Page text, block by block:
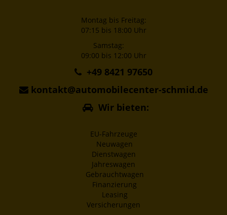
Montag bis Freitag:
07:15 bis 18:00 Uhr
Samstag:
09:00 bis 12:00 Uhr
+49 8421 97650
kontakt@automobilecenter-schmid.de
Wir bieten:
EU-Fahrzeuge
Neuwagen
Dienstwagen
Jahreswagen
Gebrauchtwagen
Finanzierung
Leasing
Versicherungen